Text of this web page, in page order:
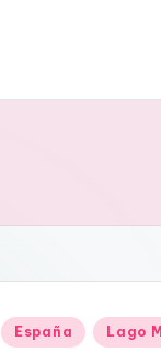
Publicado
España Lago